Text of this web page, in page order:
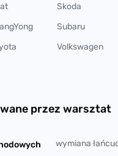
Skoda
Subaru
Volkswagen
przez warsztat
wymiana